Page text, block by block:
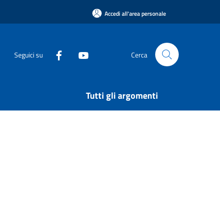
Accedi all'area personale
Seguici su Cerca
Tutti gli argomenti